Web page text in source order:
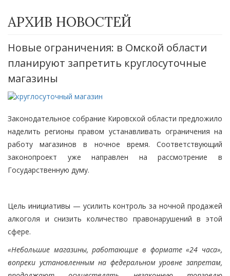
АРХИВ НОВОСТЕЙ
Новые ограничения: в Омской области
планируют запретить круглосуточные
магазины
Законодательное собрание Кировской области предложило
наделить регионы правом устанавливать ограничения на
работу магазинов в ночное время. Соответствующий
законопроект уже направлен на рассмотрение в
Государственную думу.
Цель инициативы — усилить контроль за ночной продажей
алкоголя и снизить количество правонарушений в этой
сфере.
«Небольшие магазины, работающие в формате «24 часа»,
вопреки установленным на федеральном уровне запретам,